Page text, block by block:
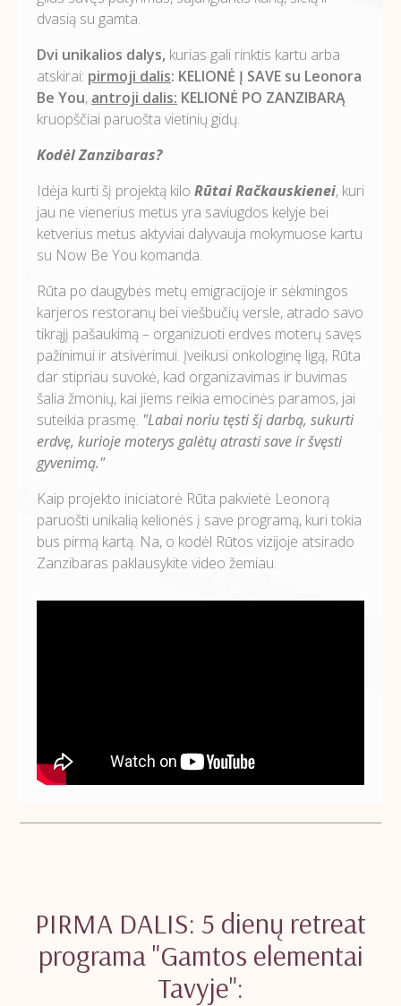
dvasią su gamta.
Dvi unikalios dalys, kurias gali rinktis kartu arba
atskirai: pirmoji dalis: KELIONĖ Į SAVE su Leonora
Be You, antroji dalis: KELIONĖ PO ZANZIBARĄ
kruopščiai paruošta vietinių gidų.
Kodėl Zanzibaras?
Idėja kurti šį projektą kilo Rūtai Račkauskienei, kuri
jau ne vienerius metus yra saviugdos kelyje bei
ketverius metus aktyviai dalyvauja mokymuose kartu
su Now Be You komanda.
Rūta po daugybės metų emigracijoje ir sėkmingos
karjeros restoranų bei viešbučių versle, atrado savo
tikrąjį pašaukimą – organizuoti erdves moterų savęs
pažinimui ir atsivėrimui. Įveikusi onkologinę ligą, Rūta
dar stipriau suvokė, kad organizavimas ir buvimas
šalia žmonių, kai jiems reikia emocinės paramos, jai
suteikia prasmę. "Labai noriu tęsti šį darbą, sukurti
erdvę, kurioje moterys galėtų atrasti save ir švęsti
gyvenimą."
Kaip projekto iniciatorė Rūta pakvietė Leonorą
paruošti unikalią kelionės į save programą, kuri tokia
bus pirmą kartą. Na, o kodėl Rūtos vizijoje atsirado
Zanzibaras paklausykite video žemiau.
PIRMA DALIS: 5 dienų retreat
programa "Gamtos elementai
Tavyje":